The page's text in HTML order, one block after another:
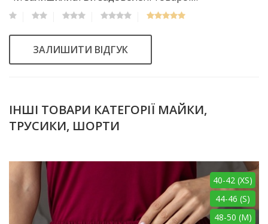
ЗАЛИШИТИ ВІДГУК
ІНШІ ТОВАРИ КАТЕГОРІЇ МАЙКИ,
ТРУСИКИ, ШОРТИ
40-42 (XS)
44-46 (S)
48-50 (M)